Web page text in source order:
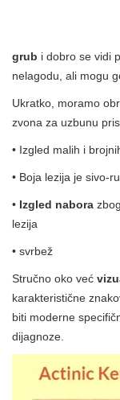
grub i dobro se vidi
nelagodu, ali mogu
Ukratko, moramo
zvona za uzbunu
• Izgled malih i
• Boja lezija je sivo-
• Izgled nabora
lezija
• svrbež
Stručno oko već
karakteristične
biti moderne
dijagnoze.